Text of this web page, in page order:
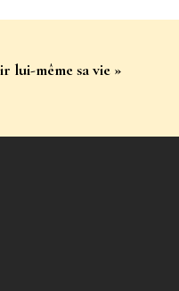
lui-même sa vie »